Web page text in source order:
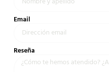
Email
Reseña